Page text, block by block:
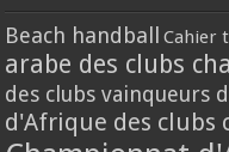
Beach handball Cahier
arabe des clubs
des clubs vainqueurs
d'Afrique des clubs